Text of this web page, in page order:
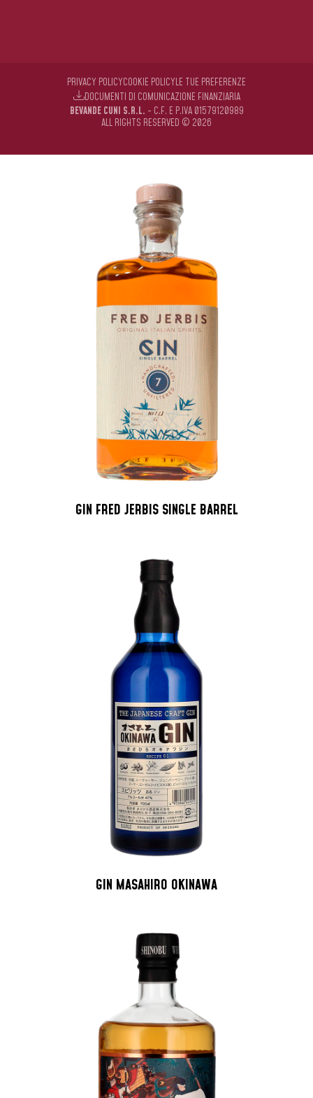
BEVANDE CUNI S.R.L. - C.F. E P.IVA 01579120989
ALL RIGHTS RESERVED © 2026
PRIVACY POLICYCOOKIE POLICYLE TUE PREFERENZE
DOCUMENTI DI COMUNICAZIONE FINANZIARIA
GIN FRED JERBIS SINGLE BARREL
GIN MASAHIRO OKINAWA